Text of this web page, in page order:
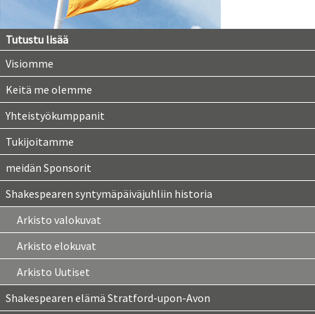
Tutustu lisää
Visiomme
Keitä me olemme
Yhteistyökumppanit
Tukijoitamme
meidän Sponsorit
Shakespearen syntymäpäiväjuhliin historia
Arkisto valokuvat
Arkisto elokuvat
Arkisto Uutiset
Shakespearen elämä Stratford-upon-Avon